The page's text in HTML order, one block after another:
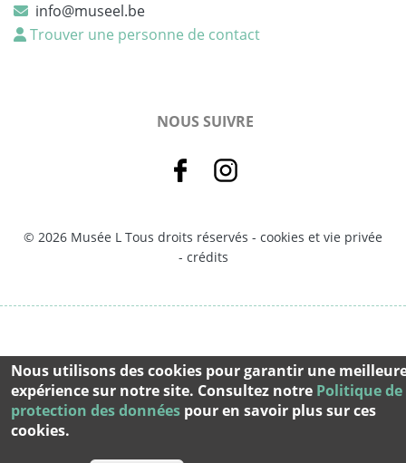
info@museel.be
Trouver une personne de contact
NOUS SUIVRE
© 2026 Musée L Tous droits réservés - cookies et vie privée
- crédits
Nous utilisons des cookies pour garantir une
expérience sur notre site. Consultez notre Politique de
protection des donnéespour en savoir plus sur ces
cookies.